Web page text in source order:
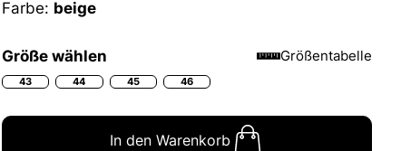
Farbe: beige
Größe wählen Größentabelle
43 44 45 46
In den Warenkorb